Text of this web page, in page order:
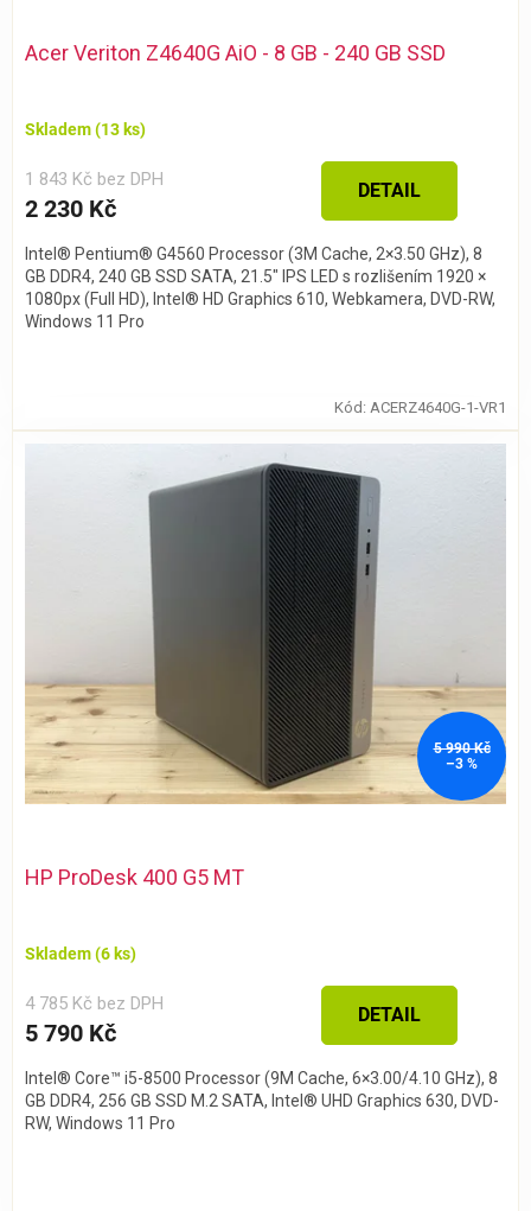
Acer Veriton Z4640G AiO - 8 GB - 240 GB SSD
Skladem(13 ks)
1 843 Kč bez DPH
2 230 Kč
DETAIL
Intel® Pentium® G4560 Processor (3M Cache, 2×3.50 GHz), 8
GB DDR4, 240 GB SSD SATA, 21.5″ IPS LED s rozlišením 1920 ×
1080px (Full HD), Intel® HD Graphics 610, Webkamera, DVD-RW,
Windows 11 Pro
Kód: ACERZ4640G-1-VR1
5 990 Kč
–3 %
HP ProDesk 400 G5 MT
Skladem(6 ks)
4 785 Kč bez DPH
5 790 Kč
DETAIL
Intel® Core™ i5-8500 Processor (9M Cache, 6×3.00/4.10 GHz), 8
GB DDR4, 256 GB SSD M.2 SATA, Intel® UHD Graphics 630, DVD-
RW, Windows 11 Pro